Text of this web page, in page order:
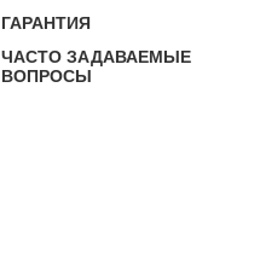
ГАРАНТИЯ
ЧАСТО ЗАДАВАЕМЫЕ
ВОПРОСЫ